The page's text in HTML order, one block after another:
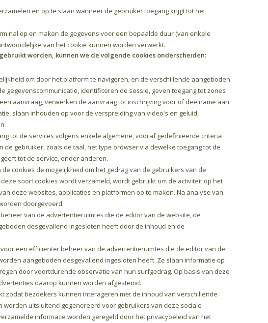
en op te slaan wanneer de gebruiker toegang krijgt tot het
op en maken de gegevens voor een bepaalde duur (van enkele
van het cookie kunnen worden verwerkt.
worden, kunnen we de volgende cookies onderscheiden:
om door het platform te navigeren, en de verschillende aangeboden
identificeren de sessie, geven toegang tot zones
aanvraag, verwerken de aanvraag tot inschrijving voor of deelname aan
slaan inhouden op voor de verspreiding van video's en geluid,
tot de services volgens enkele algemene, vooraf gedefinieerde criteria
gebruiker, zoals de taal, het type browser via dewelke toegang tot de
tot de service, onder anderen.
cookies de mogelijkheid om het gedrag van de gebruikers van de
soort cookies wordt verzameld, wordt gebruikt om de activiteit op het
deze websites, applicaties en platformen op te maken. Na analyse van
doorgevoerd.
van de advertentieruimtes die de editor van de website, de
desgevallend ingesloten heeft door de inhoud en de
een efficiënter beheer van de advertentieruimtes die de editor van de
aangeboden desgevallend ingesloten heeft. Ze slaan informatie op
door voortdurende observatie van hun surfgedrag. Op basis van deze
daarop kunnen worden afgestemd.
zodat bezoekers kunnen interageren met de inhoud van verschillende
worden uitsluitend gegenereerd voor gebruikers van deze sociale
informatie worden geregeld door het privacybeleid van het